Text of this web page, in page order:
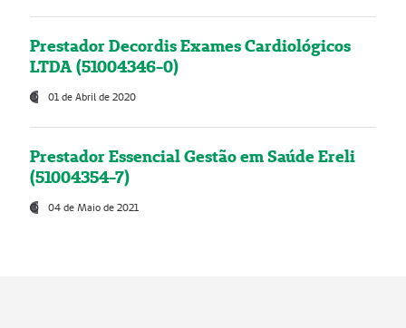
Prestador Decordis Exames Cardiológicos
LTDA (51004346-0)
01 de Abril de 2020
Prestador Essencial Gestão em Saúde Ereli
(51004354-7)
04 de Maio de 2021